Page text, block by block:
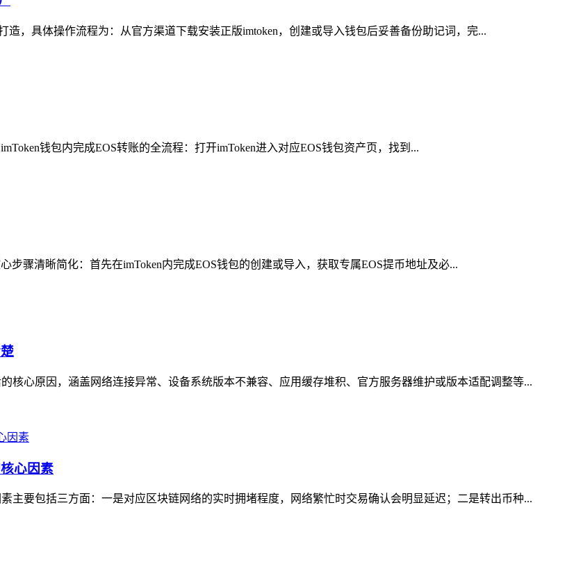
，具体操作流程为：从官方渠道下载安装正版imtoken，创建或导入钱包后妥善备份助记词，完...
钱包内完成EOS转账的全流程：打开imToken进入对应EOS钱包资产页，找到...
步骤清晰简化：首先在imToken内完成EOS钱包的创建或导入，获取专属EOS提币地址及必...
核心原因，涵盖网络连接异常、设备系统版本不兼容、应用缓存堆积、官方服务器维护或版本适配调整等...
心因素
主要包括三方面：一是对应区块链网络的实时拥堵程度，网络繁忙时交易确认会明显延迟；二是转出币种...